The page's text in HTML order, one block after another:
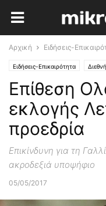
Αρχική Ειδήσεις-
Ειδήσεις-Επικαιρότητα Διεθνή
Επίθεση
εκλογής
προεδρία
Επικίνδυνη για τη
ακροδεξιά υποψήφιο
05/05/2017